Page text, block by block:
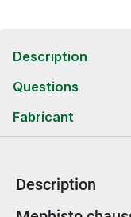
Description
Questions
Fabricant
Description